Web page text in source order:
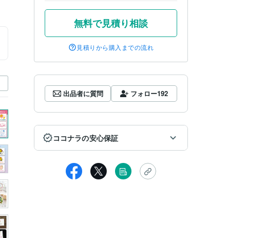
無料で見積り相談
見積りから購入までの流れ
出品者に質問 フォロー192
ココナラの安心保証